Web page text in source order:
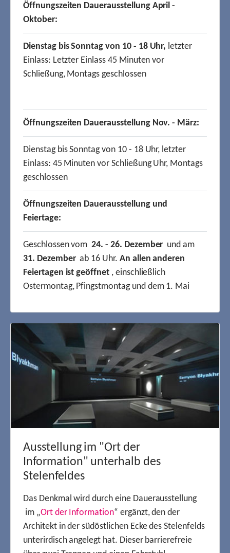
Ausstellung im "Ort der
Information" unterhalb des
Stelenfeldes
Das Denkmal wird durch eine Dauerausstellung
im „Ort der Information“ ergänzt, den der
Architekt in der südöstlichen Ecke des Stelenfelds
unterirdisch angelegt hat. Dieser barrierefreie
Öffnungszeiten Dauerausstellung April -
Oktober:
Dienstag bis Sonntag von 10 - 18 Uhr, letzter
Einlass: Letzter Einlass 45 Minuten vor
Schließung, Montags geschlossen
Öffnungszeiten Dauerausstellung Nov. - März:
Dienstag bis Sonntag von 10 - 18 Uhr, letzter
Einlass: 45 Minuten vor Schließung Uhr, Montags
geschlossen
Öffnungszeiten Dauerausstellung und
Feiertage:
Geschlossen vom24. - 26. Dezember und am
31. Dezemberab 16 Uhr. An allen anderen
Feiertagen ist geöffnet, einschließlich
Ostermontag, Pfingstmontag und dem 1. Mai